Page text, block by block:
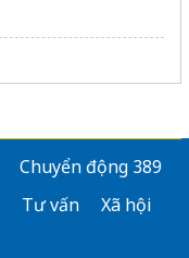
Chuyển động 389
Tư vấn
Xã hội